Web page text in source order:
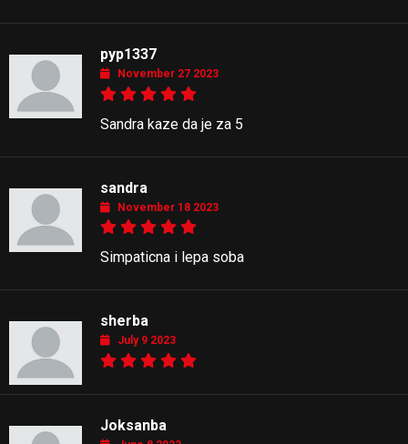
pyp1337
November 27 2023
Sandra kaze da je za 5
sandra
November 18 2023
Simpaticna i lepa soba
sherba
July 9 2023
Joksanba